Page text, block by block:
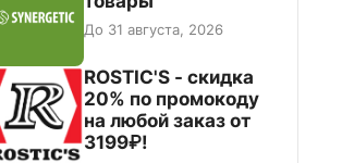
До 31 августа, 2026
ROSTIC'S - скидка
20% по промокоду
на любой заказ от
3199₽!